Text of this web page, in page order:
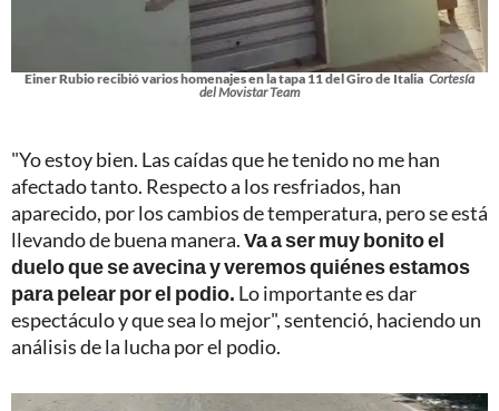
Einer Rubio recibió varios homenajes en la tapa 11 del Giro de Italia Cortesía
del Movistar Team
"Yo estoy bien. Las caídas que he tenido no me han
afectado tanto. Respecto a los resfriados, han
aparecido, por los cambios de temperatura, pero se está
llevando de buena manera.Va a ser muy bonito el
duelo que se avecina y veremos quiénes estamos
para pelear por el podio. Lo importante es dar
espectáculo y que sea lo mejor", sentenció, haciendo un
análisis de la lucha por el podio.